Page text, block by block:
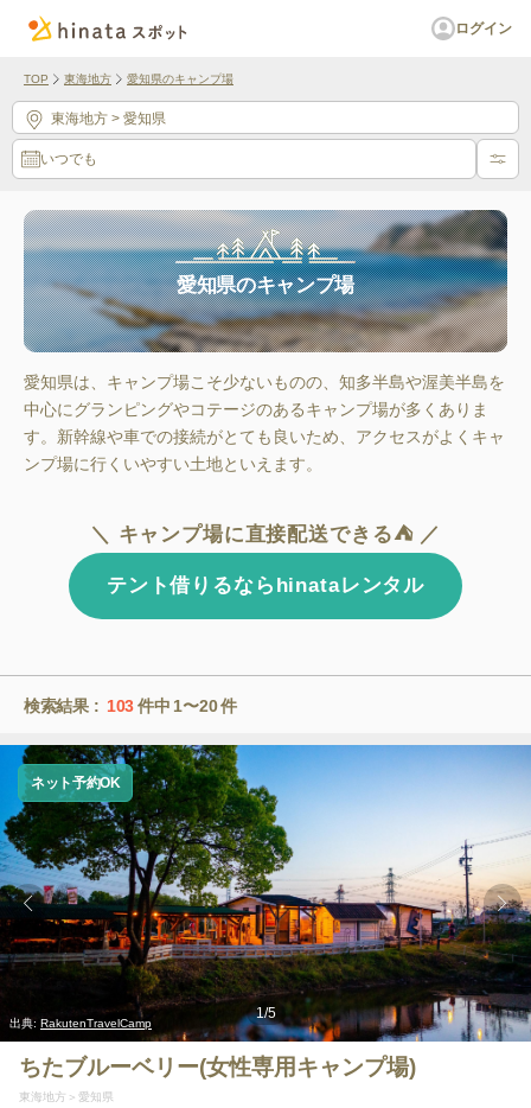
ログイン
TOP 東海地方 愛知県のキャンプ場
東海地方 > 愛知県
いつでも
愛知県のキャンプ場
愛知県は、キャンプ場こそ少ないものの、知多半島や渥美半島を
中心にグランピングやコテージのあるキャンプ場が多くありま
す。新幹線や車での接続がとても良いため、アクセスがよくキャ
ンプ場に行くいやすい土地といえます。
＼ キャンプ場に直接配送できる⛺ ／
テント借りるならhinataレンタル
検索結果 : 103件中 1〜20件
出典: RakutenTravelCamp
1/5
ネット予約OK
ちたブルーベリー(女性専用キャンプ場)
東海地方 愛知県